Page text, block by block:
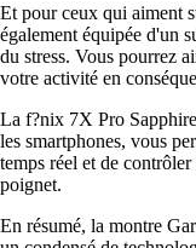
Et pour ceux qui aiment
également équipée d'un
du stress. Vous pourrez
votre activité en
La f?nix 7X Pro
les smartphones, vous
temps réel et de
poignet.
En résumé, la montre